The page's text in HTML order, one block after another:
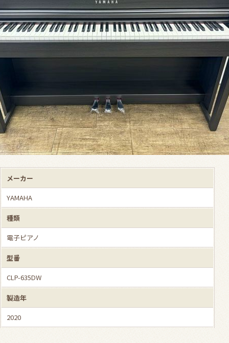
メーカー
YAMAHA
種類
電子ピアノ
型番
CLP-635DW
製造年
2020